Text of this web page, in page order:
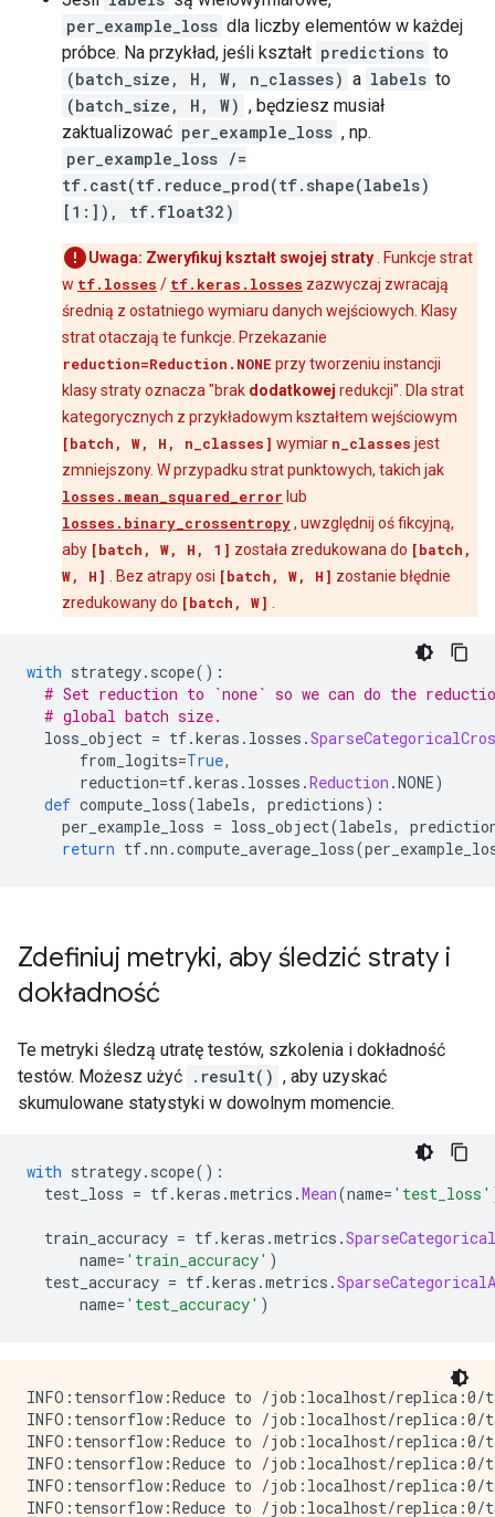
  key: "output_shapes"
  value {
    list {
      shape {
        dim {
          size: 28
        }
        dim {
          size: 28
        dim {
          size: 1
        }
      }
      shape {
      }
    }
experimental_type {
  type_id: TFT_PRODUCT
  args {
    type_id: TFT_DATASET
    args {
      type_id: TFT_PRODUCT
      args {
        type_id: TFT_TENSOR
        }
      }
      args {
        type_id: TFT_TENSOR
        args {
          type_id: TFT_UINT8
        }
      }
    }
    args {
      type_id: TFT_PRODUCT
      args {
        type_id: TFT_TENSOR
          type_id: TFT_FLOAT
        }
      }
        args {
          type_id: TFT_UINT8
        }
      }
  }
per_example_loss dla liczby elementów w każdej
próbce. Na przykład, jeśli kształt predictions to
(batch_size, H, W, n_classes) a labels to
(batch_size, H, W) , będziesz musiał
zaktualizować per_example_loss , np.
per_example_loss /=
tf.cast(tf.reduce_prod(tf.shape(labels)
[1:]), tf.float32)
Uwaga: Zweryfikuj kształt swojej straty . Funkcje strat
w tf.losses / tf.keras.losses zazwyczaj zwracają
średnią z ostatniego wymiaru danych wejściowych. Klasy
strat otaczają te funkcje. Przekazanie
reduction=Reduction.NONE przy tworzeniu instancji
klasy straty oznacza "brak dodatkowej redukcji". Dla strat
kategorycznych z przykładowym kształtem wejściowym
[batch, W, H, n_classes] wymiar n_classes jest
zmniejszony. W przypadku strat punktowych, takich jak
losses.mean_squared_error lub
losses.binary_crossentropy, uwzględnij oś fikcyjną,
aby [batch, W, H, 1] została zredukowana do [batch,
W, H]
. Bez atrapy osi [batch, W, H] zostanie błędnie
zredukowany do [batch, W]
with strategy. scope():
# Set reduction to `none` so we can do the
# global batch size.
loss_object = tf.keras . losses .
from_logits=True,
reduction=tf.keras . losses .Reduction .NONE)
def compute_loss(labels, predictions):
per_example_loss = loss_object(labels,
return tf.nn .compute_average_loss(
Zdefiniuj metryki, aby śledzić straty i
dokładność
Te metryki śledzą utratę testów, szkolenia i dokładność
testów. Możesz użyć .result() , aby uzyskać
skumulowane statystyki w dowolnym momencie.
with strategy. scope():
test_loss = tf.keras .metrics .Mean(name= 'test_loss'
train_accuracy = tf.keras .metrics .
name= 'train_accuracy' )
test_accuracy = tf.keras .metrics .
name= 'test_accuracy' )
INFO:tensorflow:Reduce to /job:localhost/
INFO:tensorflow:Reduce to /job:localhost/
INFO:tensorflow:Reduce to /job:localhost/
INFO:tensorflow:Reduce to /job:localhost/
INFO:tensorflow:Reduce to /job:localhost/
INFO:tensorflow:Reduce to /job:localhost/